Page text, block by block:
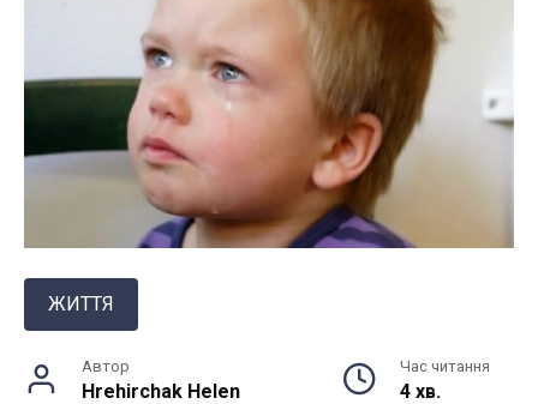
ЖИТТЯ
Автор
Hrehirchak Helen
Час читання
4 хв.